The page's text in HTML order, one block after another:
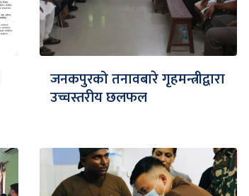
जनकपुरको तनावबारे गृहमन्त्रीद्वारा
उच्चस्तरीय छलफल